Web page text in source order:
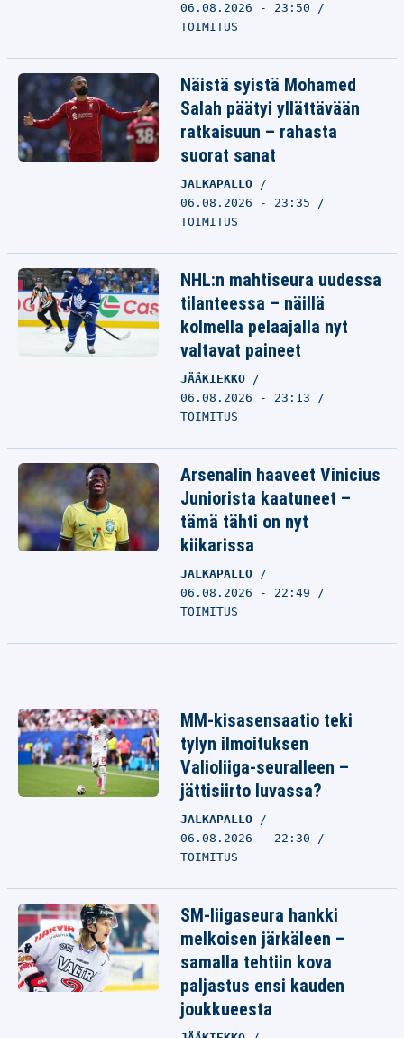
06.08.2026 - 23:50
TOIMITUS
Näistä syistä Mohamed
Salah päätyi yllättävään
ratkaisuun – rahasta
suorat sanat
JALKAPALLO
06.08.2026 - 23:35
TOIMITUS
NHL:n mahtiseura uudessa
tilanteessa – näillä
kolmella pelaajalla nyt
valtavat paineet
JÄÄKIEKKO
06.08.2026 - 23:13
TOIMITUS
Arsenalin haaveet Vinicius
Juniorista kaatuneet –
tämä tähti on nyt
kiikarissa
JALKAPALLO
06.08.2026 - 22:49
TOIMITUS
MM-kisasensaatio teki
tylyn ilmoituksen
Valioliiga-seuralleen –
jättisiirto luvassa?
JALKAPALLO
06.08.2026 - 22:30
TOIMITUS
SM-liigaseura hankki
melkoisen järkäleen –
samalla tehtiin kova
paljastus ensi kauden
joukkueesta